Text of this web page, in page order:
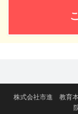
株式会社市進 教育